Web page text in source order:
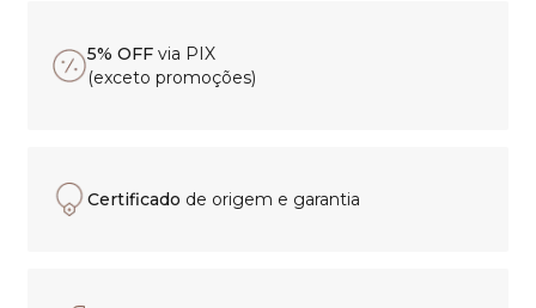
5% OFF via PIX
(exceto promoções)
Certificado de origem e garantia